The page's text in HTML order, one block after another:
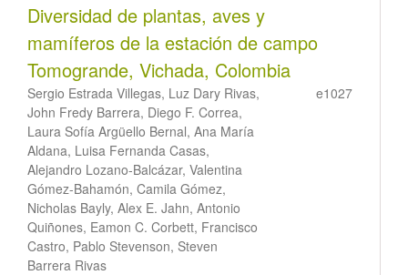
Diversidad de plantas, aves y
mamíferos de la estación de campo
Tomogrande, Vichada, Colombia
Sergio Estrada Villegas, Luz Dary Rivas,
John Fredy Barrera, Diego F. Correa,
Laura Sofía Argüello Bernal, Ana María
Aldana, Luisa Fernanda Casas,
Alejandro Lozano-Balcázar, Valentina
Gómez-Bahamón, Camila Gómez,
Nicholas Bayly, Alex E. Jahn, Antonio
Quiñones, Eamon C. Corbett, Francisco
Castro, Pablo Stevenson, Steven
Barrera Rivas
e1027